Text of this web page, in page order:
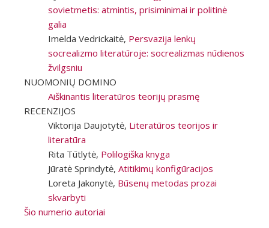
sovietmetis: atmintis, prisiminimai ir politinė
galia
Imelda Vedrickaitė, Persvazija lenkų
socrealizmo literatūroje: socrealizmas nūdienos
žvilgsniu
NUOMONIŲ DOMINO
Aiškinantis literatūros teorijų prasmę
RECENZIJOS
Viktorija Daujotytė, Literatūros teorijos ir
literatūra
Rita Tūtlytė, Polilogiška knyga
Jūratė Sprindytė, Atitikimų konfigūracijos
Loreta Jakonytė, Būsenų metodas prozai
skvarbyti
Šio numerio autoriai